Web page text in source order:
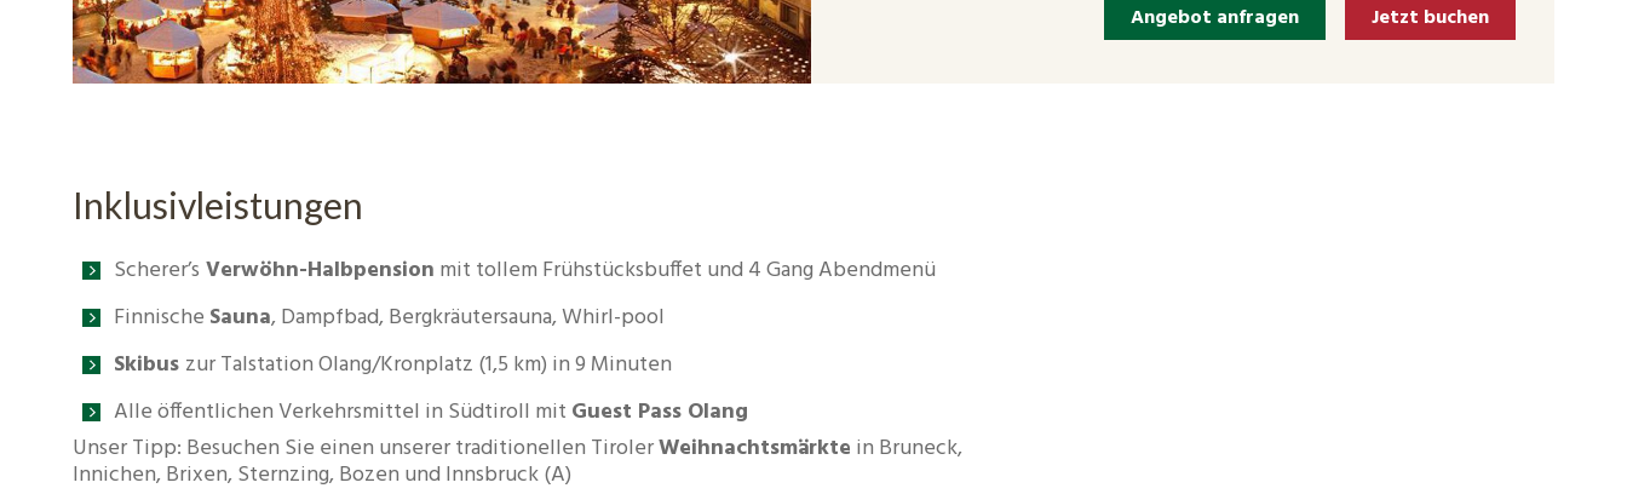
Jetzt buchen
Angebot anfragen
Inklusivleistungen
Scherer’s Verwöhn-Halbpension mit tollem Frühstücksbuffet und 4 Gang Abendmenü
Finnische Sauna, Dampfbad, Bergkräutersauna, Whirl-pool
Skibus zur Talstation Olang/Kronplatz (1,5 km) in 9 Minuten
Alle öffentlichen Verkehrsmittel in Südtiroll mit Guest Pass Olang
Unser Tipp: Besuchen Sie einen unserer traditionellen TirolerWeihnachtsmärkte in Bruneck,
Innichen, Brixen, Sternzing, Bozen und Innsbruck (A)